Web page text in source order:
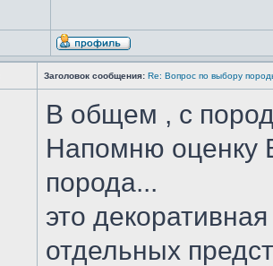
Заголовок сообщения: Re: Вопрос по выбору
В общем , с
Напомню оценку
порода...
это
отдельных